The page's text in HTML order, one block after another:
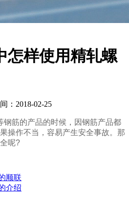
怎样使用精轧螺
：2018-02-25
钢筋的产品的时候，因钢筋产品都
操作不当，容易产生安全事故。那
全呢?
顺联
介绍